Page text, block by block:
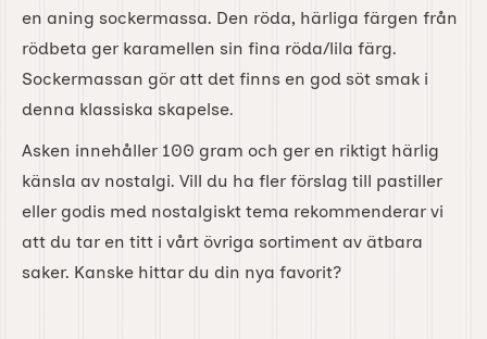
en aning sockermassa. Den röda, härliga färgen från
rödbeta ger karamellen sin fina röda/lila färg.
Sockermassan gör att det finns en god söt smak i
denna klassiska skapelse.
Asken innehåller 100 gram och ger en riktigt härlig
känsla av nostalgi. Vill du ha fler förslag till pastiller
eller godis med nostalgiskt tema rekommenderar vi
att du tar en titt i vårt övriga sortiment av ätbara
saker. Kanske hittar du din nya favorit?